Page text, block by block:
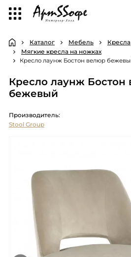
Каталог Мебель
Кресла
Мягкие кресла на ножках
Кресло лаунж Бостон велюр
Кресло лаунж Бостон
бежевый
Производитель:
Stool Group